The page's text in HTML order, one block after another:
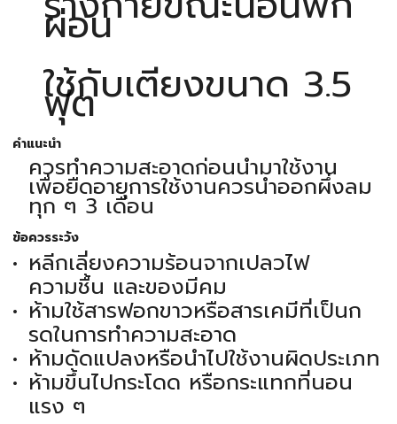
ผ่อน
ใช้กับเตียงขนาด 3.5
ฟุต
คำแนะนำ
ควรทำความสะอาดก่อนนำมาใช้งาน
เพื่อยืดอายุการใช้งานควรนำออกผึ่งลม
ทุก ๆ 3 เดือน
ข้อควรระวัง
หลีกเลี่ยงความร้อนจากเปลวไฟ
ความชื้น และของมีคม
ห้ามใช้สารฟอกขาวหรือสารเคมีที่เป็นก
รดในการทำความสะอาด
ห้ามดัดแปลงหรือนำไปใช้งานผิดประเภท
ห้ามขึ้นไปกระโดด หรือกระแทกที่นอน
แรง ๆ